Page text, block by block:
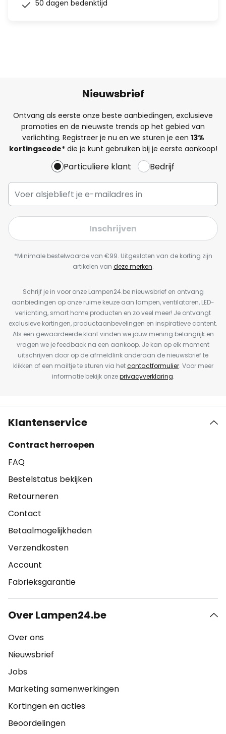
50 dagen bedenktijd
Nieuwsbrief
Ontvang als eerste onze beste aanbiedingen, exclusieve
promoties en de nieuwste trends op het gebied van
verlichting. Registreer je nu en we sturen je een 13%
kortingscode*die je kunt gebruiken bij je eerste aankoop!
Particuliere klant Bedrijf
Inschrijven
*Minimale bestelwaarde van €99. Uitgesloten van de korting zijn
artikelen van deze merken.
Schrijf je in voor onze Lampen24.be nieuwsbrief en ontvang
aanbiedingen op onze ruime keuze aan lampen, ventilatoren, LED-
verlichting, smart home producten en zo veel meer! Je ontvangt
exclusieve kortingen, productaanbevelingen en inspiratieve content.
Als een gewaardeerde klant vinden we jouw mening belangrijk en
vragen we je feedback na een aankoop. Je kan op elk moment
uitschrijven door op de afmeldlink onderaan de nieuwsbrief te
klikken of een mailtje te sturen via hetcontactformulier. Voor meer
informatie bekijk onzeprivacyverklaring.
Klantenservice
Contract herroepen
FAQ
Bestelstatus bekijken
Retourneren
Contact
Betaalmogelijkheden
Verzendkosten
Account
Fabrieksgarantie
Over Lampen24.be
Over ons
Nieuwsbrief
Jobs
Marketing samenwerkingen
Kortingen en acties
Beoordelingen